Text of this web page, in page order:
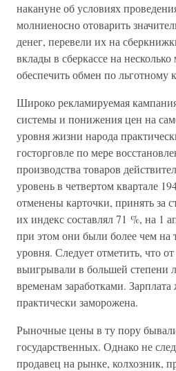
накануне об условиях
молниеносно отоварить
денег, перевели их на
вклады в сберкассе на
обеспечить обмен по льготному
Широко рекламируемая
системы и понижения цен на
уровня жизни народа
госторговле по мере
производства товаров
уровень в четвертом квартале
отменены карточки, принять за
их индекс составлял 71 %, на 1
при этом они были более чем на
уровня. Следует отметить, что
выигрывали в большей степени
временам заработками.
практически заморожена.
Рыночные цены в ту пору
государственных. Однако не
продавец на рынке, колхозник,